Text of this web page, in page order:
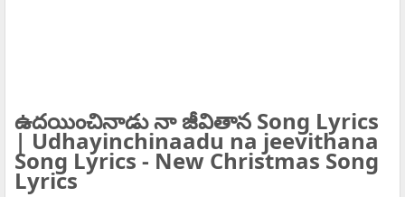
ఉదయించినాడు నా జీవితాన Song Lyrics
| Udhayinchinaadu na jeevithana
Song Lyrics - New Christmas Song
Lyrics